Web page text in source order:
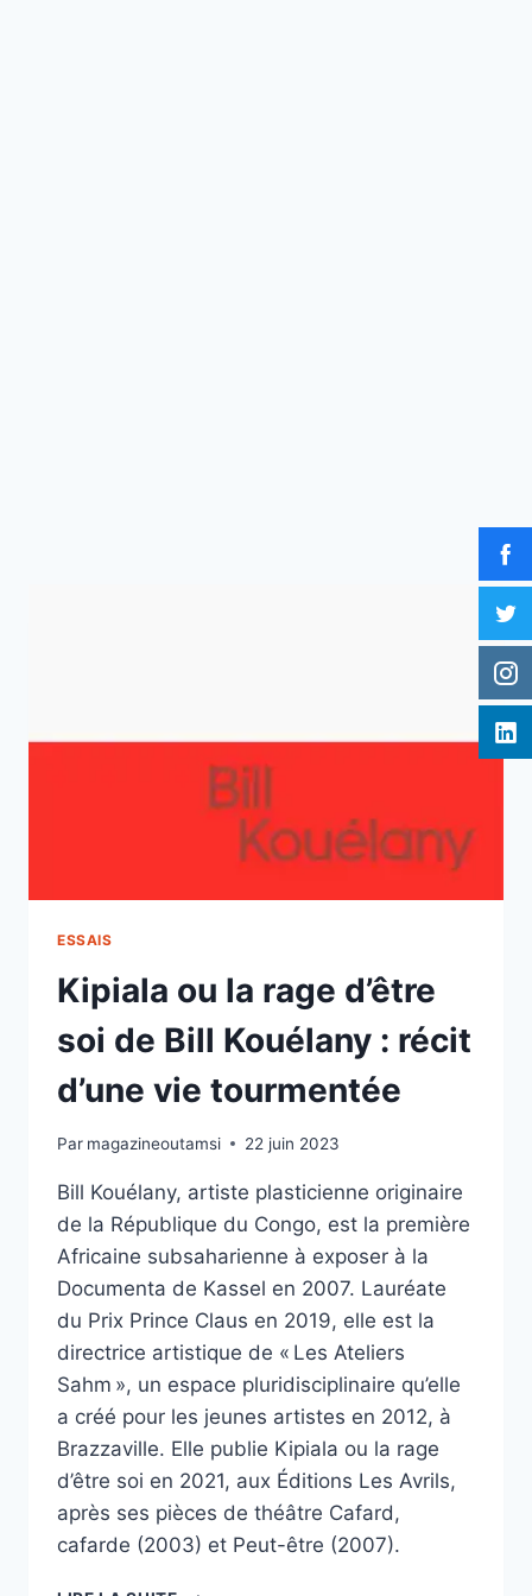
ESSAIS
Kipiala ou la rage d’être
soi de Bill Kouélany : récit
d’une vie tourmentée
Par magazineoutamsi 22 juin 2023
Bill Kouélany, artiste plasticienne originaire
de la République du Congo, est la première
Africaine subsaharienne à exposer à la
Documenta de Kassel en 2007. Lauréate
du Prix Prince Claus en 2019, elle est la
directrice artistique de « Les Ateliers
Sahm », un espace pluridisciplinaire qu’elle
a créé pour les jeunes artistes en 2012, à
Brazzaville. Elle publie Kipiala ou la rage
d’être soi en 2021, aux Éditions Les Avrils,
après ses pièces de théâtre Cafard,
cafarde (2003) et Peut-être (2007).